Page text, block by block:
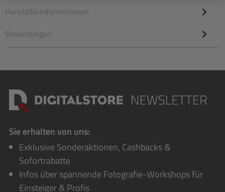
Herstellerinformationen
Bewertungen
Sie erhalten von uns:
Exklusive Sonderaktionen, Cashbacks &
Sofortrabatte
Infos über spannende Fotografie-Workshops für
Einsteiger & Profis